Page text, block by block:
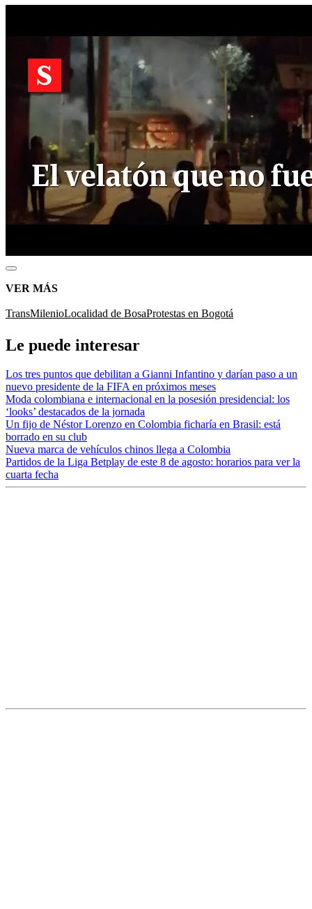
VER MÁS
TransMilenioLocalidad de BosaProtestas en Bogotá
Le puede interesar
Los tres puntos que debilitan a Gianni Infantino y darían paso a un
nuevo presidente de la FIFA en próximos meses
Moda colombiana e internacional en la posesión presidencial: los
‘looks’ destacados de la jornada
Un fijo de Néstor Lorenzo en Colombia ficharía en Brasil: está
borrado en su club
Nueva marca de vehículos chinos llega a Colombia
Partidos de la Liga Betplay de este 8 de agosto: horarios para ver la
cuarta fecha